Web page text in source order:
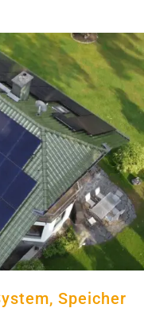
System,
Speicher